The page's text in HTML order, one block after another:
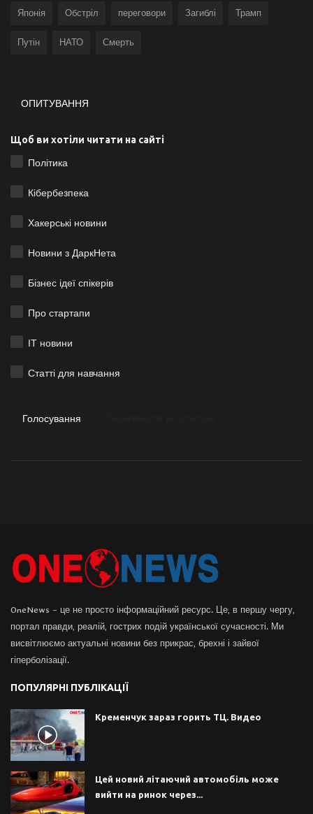
Японія Обстріл переговори Загиблі Трамп
Путін НАТО Смерть
ОПИТУВАННЯ
Щоб ви хотіли читати на сайті
Політика
Кібербезпека
Хакерські новини
Новини з ДаркНета
Бізнес ідеї спікерів
Про стартапи
ІТ новини
Статті для навчання
Голосування
OneNews – це не просто інформаційний ресурс. Це, в першу чергу,
портал правди, реалій, гострих подій української сучасності. Ми
висвітлюємо актуальні новини без прикрас, брехні і зайвої
гіперболізації.
ПОПУЛЯРНІ ПУБЛІКАЦІЇ
Кременчук зараз горить ТЦ. Видео
Цей новий літаючий автомобіль може
вийти на ринок через...